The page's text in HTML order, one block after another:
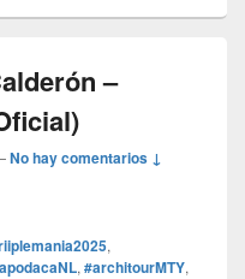
–
No hay comentarios ↓
,
, #architourMTY,